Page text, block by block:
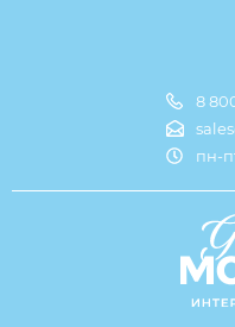
Оплата и доставка
Совместные покупки
8
пн-